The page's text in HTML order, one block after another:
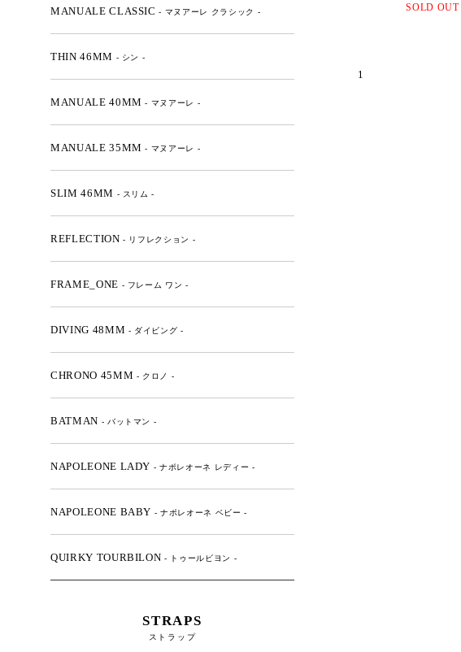
SOLD OUT
1
MANUALE CLASSIC- マヌアーレ クラシック -
THIN 46MM - シン -
MANUALE 40MM- マヌアーレ -
MANUALE 35MM- マヌアーレ -
SLIM 46MM - スリム -
REFLECTION- リフレクション -
FRAME_ONE - フレーム ワン -
DIVING 48MM - ダイビング -
CHRONO 45MM - クロノ -
BATMAN - バットマン -
NAPOLEONE LADY - ナポレオーネ レディー -
NAPOLEONE BABY - ナポレオーネ ベビー -
QUIRKY TOURBILON- トゥールビヨン -
STRAPS
ストラップ